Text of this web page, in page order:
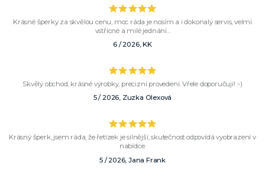
Krásné šperky za skvělou cenu, moc ráda je nosím a i dokonalý servis, velmi
vstřícné a milé jednání...
6 / 2026, KK
Skvělý obchod, krásné výrobky, precizní provedení. Vřele doporučuji! :-)
5 / 2026, Zuzka Olexová
Krásný šperk, jsem ráda, že řetízek je silnější, skutečnost odpovídá vyobrazení v
nabídce.
5 / 2026, Jana Frank